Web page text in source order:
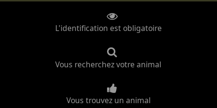
L'identification est obligatoire
Vous recherchez votre animal
Vous trouvez un animal